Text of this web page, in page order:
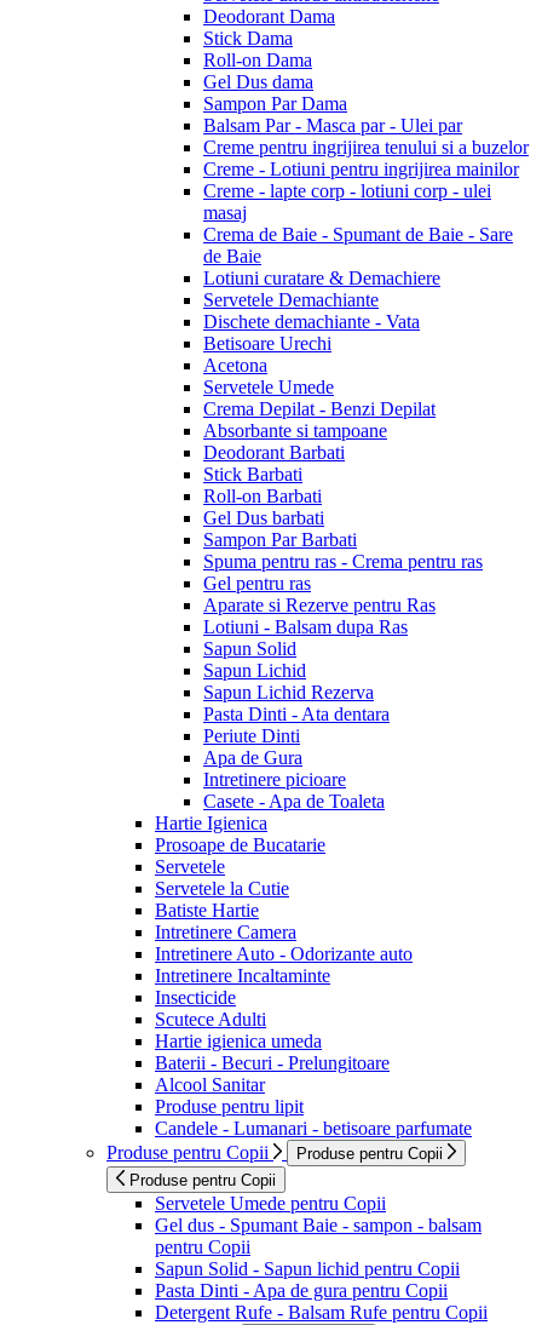
Deodorant Dama
Stick Dama
Roll-on Dama
Gel Dus dama
Sampon Par Dama
Balsam Par - Masca par - Ulei par
Creme pentru ingrijirea tenului si a buzelor
Creme - Lotiuni pentru ingrijirea mainilor
Creme - lapte corp - lotiuni corp - ulei
masaj
Crema de Baie - Spumant de Baie - Sare
de Baie
Lotiuni curatare & Demachiere
Servetele Demachiante
Dischete demachiante - Vata
Betisoare Urechi
Acetona
Servetele Umede
Crema Depilat - Benzi Depilat
Absorbante si tampoane
Deodorant Barbati
Stick Barbati
Roll-on Barbati
Gel Dus barbati
Sampon Par Barbati
Spuma pentru ras - Crema pentru ras
Gel pentru ras
Aparate si Rezerve pentru Ras
Lotiuni - Balsam dupa Ras
Sapun Solid
Sapun Lichid
Sapun Lichid Rezerva
Pasta Dinti - Ata dentara
Periute Dinti
Apa de Gura
Intretinere picioare
Casete - Apa de Toaleta
Hartie Igienica
Prosoape de Bucatarie
Servetele
Servetele la Cutie
Batiste Hartie
Intretinere Camera
Intretinere Auto - Odorizante auto
Intretinere Incaltaminte
Insecticide
Scutece Adulti
Hartie igienica umeda
Baterii - Becuri - Prelungitoare
Alcool Sanitar
Produse pentru lipit
Candele - Lumanari - betisoare parfumate
Produse pentru Copii
Produse pentru Copii
Produse pentru Copii
Servetele Umede pentru Copii
Gel dus - Spumant Baie - sampon - balsam
pentru Copii
Sapun Solid - Sapun lichid pentru Copii
Pasta Dinti - Apa de gura pentru Copii
Detergent Rufe - Balsam Rufe pentru Copii